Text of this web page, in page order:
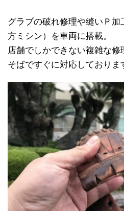
グラブの破れ修理や縫いＰ加
方ミシン）を車両に搭載。
店舗でしかできない複雑な
そばですぐに対応しておりま